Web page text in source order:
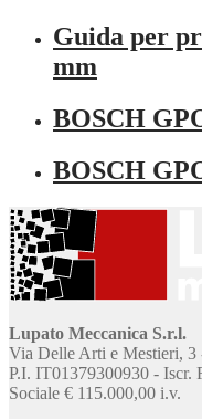
Guida per
mm
BOSCH
BOSCH
Lupato Meccanica S.r.l.
Via Delle Arti e Mestieri,
P.I. IT01379300930 - Iscr.
Sociale € 115.000,00 i.v.